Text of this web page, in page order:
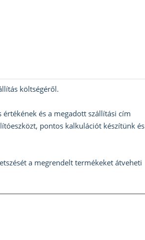
költségéről.
és a megadott szállítási cím
pontos kalkulációt készítünk és
a megrendelt termékeket átveheti